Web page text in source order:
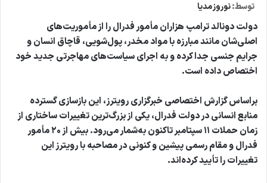
توسط:نوروز مدیا
دولت دونالد ترامپ هزاران مأمور فدرال را از مأموریت‌های
اصلی‌شان مانند مبارزه با مواد مخدر، پول‌شویی، قاچاق انسان و
جرایم جنسی جدا کرده و به اجرای سیاست‌های مهاجرتی جدید خود
اختصاص داده است.
براساس گزارش اختصاصی خبرگزاری رویترز، این بازسازی گسترده
منابع انسانی در دولت فدرال، یکی از بزرگ‌ترین تغییرات ساختاری از
زمان حملات ۱۱ سپتامبر تاکنون به‌شمار می‌رود. بیش از ۲۰ مأمور
فدرال و مقام رسمی پیشین و کنونی در مصاحبه با رویترز این
تغییرات را تأیید کرده‌اند.